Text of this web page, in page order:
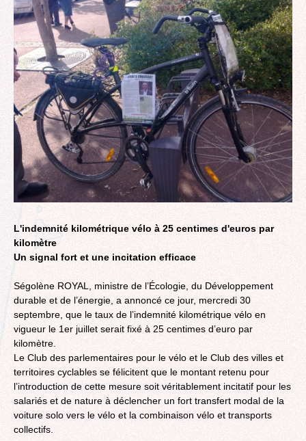
L'indemnité kilométrique vélo à 25 centimes d'euros par
kilomètre
Un signal fort et une incitation efficace
Ségolène ROYAL, ministre de l’Écologie, du Développement
durable et de l’énergie, a annoncé ce jour, mercredi 30
septembre, que le taux de l’indemnité kilométrique vélo en
vigueur le 1er juillet serait fixé à 25 centimes d’euro par
kilomètre.
Le Club des parlementaires pour le vélo et le Club des villes et
territoires cyclables se félicitent que le montant retenu pour
l’introduction de cette mesure soit véritablement incitatif pour les
salariés et de nature à déclencher un fort transfert modal de la
voiture solo vers le vélo et la combinaison vélo et transports
collectifs.